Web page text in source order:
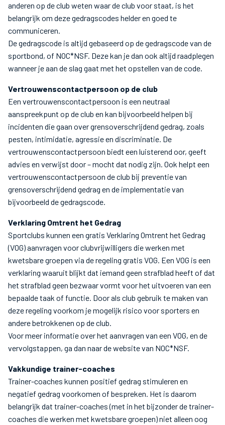
anderen op de club weten waar de club voor staat, is het
belangrijk om deze gedragscodes helder en goed te
communiceren.
De gedragscode is altijd gebaseerd op de gedragscode van de
sportbond, of NOC*NSF. Deze kan je dan ook altijd raadplegen
wanneer je aan de slag gaat met het opstellen van de code.
Vertrouwenscontactpersoon op de club
Een vertrouwenscontactpersoon is een neutraal
aanspreekpunt op de club en kan bijvoorbeeld helpen bij
incidenten die gaan over grensoverschrijdend gedrag, zoals
pesten, intimidatie, agressie en discriminatie. De
vertrouwenscontactpersoon biedt een luisterend oor, geeft
advies en verwijst door – mocht dat nodig zijn. Ook helpt een
vertrouwenscontactpersoon de club bij preventie van
grensoverschrijdend gedrag en de implementatie van
bijvoorbeeld de gedragscode.
Verklaring Omtrent het Gedrag
Sportclubs kunnen een gratis Verklaring Omtrent het Gedrag
(VOG) aanvragen voor clubvrijwilligers die werken met
kwetsbare groepen via de regeling gratis VOG. Een VOG is een
verklaring waaruit blijkt dat iemand geen strafblad heeft of dat
het strafblad geen bezwaar vormt voor het uitvoeren van een
bepaalde taak of functie. Door als club gebruik te maken van
deze regeling voorkom je mogelijk risico voor sporters en
andere betrokkenen op de club.
Voor meer informatie over het aanvragen van een VOG, en de
vervolgstappen, ga dan naar de website van NOC*NSF.
Vakkundige trainer-coaches
Trainer-coaches kunnen positief gedrag stimuleren en
negatief gedrag voorkomen of bespreken. Het is daarom
belangrijk dat trainer-coaches (met in het bijzonder de trainer-
coaches die werken met kwetsbare groepen) niet alleen oog